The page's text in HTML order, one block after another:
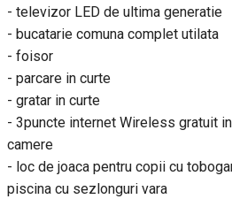
- televizor LED de ultima generatie
- bucatarie comuna complet utilata
- foisor
- parcare in curte
- gratar in curte
- 3puncte internet Wireless gratuit
camere
- loc de joaca pentru copii cu
piscina cu sezlonguri vara